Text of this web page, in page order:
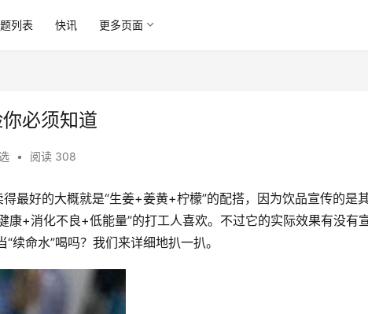
列表 快讯 更多页面
必须知道
• 阅读 308
最好的大概就是“生姜+姜黄+柠檬”的配搭，因为饮品宣传的是
康+消化不良+低能量”的打工人喜欢。不过它的实际效果有没有
续命水”喝吗？我们来详细地扒一扒。